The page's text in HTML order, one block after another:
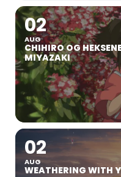
02
AUG
CHIHIRO OG
MIYAZAKI
02
AUG
WEATHERING WITH